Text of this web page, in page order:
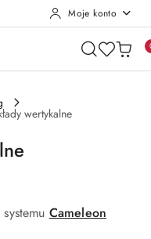
Moje konto
wertykalne
Cameleon